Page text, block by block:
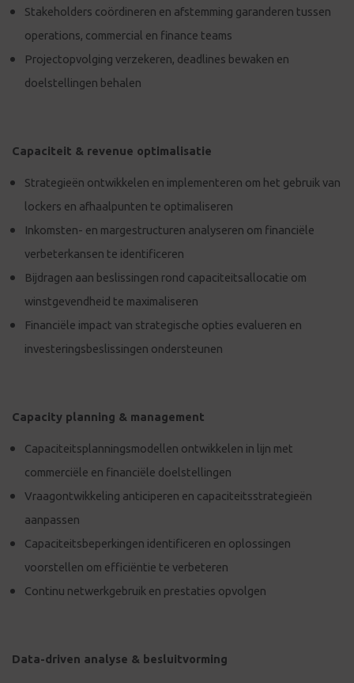
Stakeholders coördineren en afstemming garanderen tussen
operations, commercial en finance teams
Projectopvolging verzekeren, deadlines bewaken en
doelstellingen behalen
Capaciteit & revenue optimalisatie
Strategieën ontwikkelen en implementeren om het gebruik van
lockers en afhaalpunten te optimaliseren
Inkomsten- en margestructuren analyseren om financiële
verbeterkansen te identificeren
Bijdragen aan beslissingen rond capaciteitsallocatie om
winstgevendheid te maximaliseren
Financiële impact van strategische opties evalueren en
investeringsbeslissingen ondersteunen
Capacity planning & management
Capaciteitsplanningsmodellen ontwikkelen in lijn met
commerciële en financiële doelstellingen
Vraagontwikkeling anticiperen en capaciteitsstrategieën
aanpassen
Capaciteitsbeperkingen identificeren en oplossingen
voorstellen om efficiëntie te verbeteren
Continu netwerkgebruik en prestaties opvolgen
Data-driven analyse & besluitvorming